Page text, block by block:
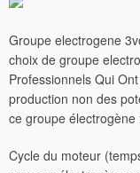
Groupe electrogene
choix de groupe
Professionnels Qui
production non des
ce groupe
Cycle du moteur